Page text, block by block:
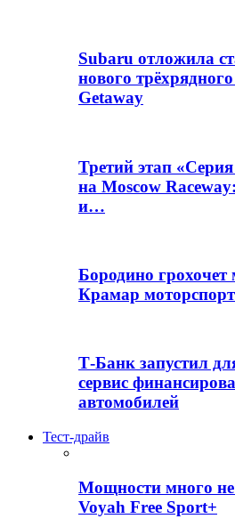
Subaru отложила
нового
Getaway
Третий этап
на Moscow
и…
Бородино
Крамар
Т-Банк запустил
сервис
автомобилей
Тест-драйв
Мощности много не
Voyah Free Sport+